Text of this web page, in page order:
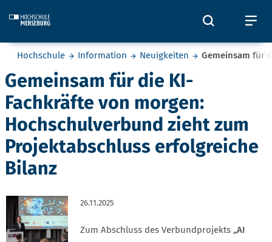
Öffnet
Sie befinden sich hier:
Hochschule Information Neuigkeiten Gemeinsam für
Gemeinsam für die KI-
Fachkräfte von morgen:
Hochschulverbund zieht zum
Projektabschluss erfolgreiche
Bilanz
26.11.2025
Zum Abschluss des Verbundprojekts „AI